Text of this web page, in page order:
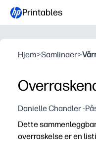
Printables
Hjem>Samlinaer>
Danielle Chandler -
Dette
overraskelse er en